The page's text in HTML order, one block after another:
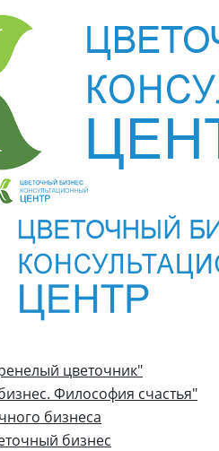
цветочник"
Философия счастья"
бизнеса
бизнес